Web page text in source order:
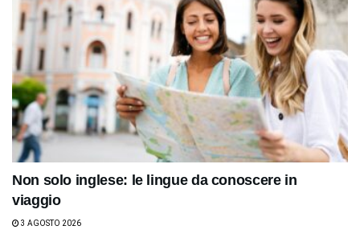
Non solo inglese: le lingue da conoscere in
viaggio
3 AGOSTO 2026